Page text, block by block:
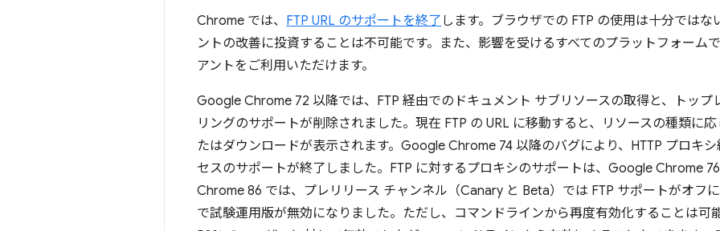
Chrome では、 FTP URL のサポートを終了 します。ブラウザでの FTP の使用は十分では
ントの改善に投資することは不可能です。また、影響を受けるすべてのプラットフォーム
アントをご利用いただけます。
Google Chrome 72 以降では、FTP 経由でのドキュメント サブリソースの取得と、トップ
リングのサポートが削除されました。現在 FTP の URL に移動すると、リソースの種類に
たはダウンロードが表示されます。Google Chrome 74 以降のバグにより、HTTP プロキシ
セスのサポートが終了しました。FTP に対するプロキシのサポートは、Google Chrome
Chrome 86 では、プレリリース チャンネル（Canary と Beta）では FTP サポートがオフ
で試験運用版が無効になりました。ただし、コマンドラインから再度有効化することは可